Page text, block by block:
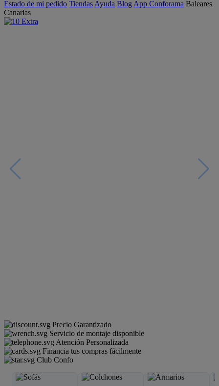
Estado de mi pedido Tiendas Ayuda Blog App Conforama Baleares
Canarias
Precio Garantizado
Servicio de montaje disponible
Atención Personalizada
Financia tus compras fácilmente
Club Confo